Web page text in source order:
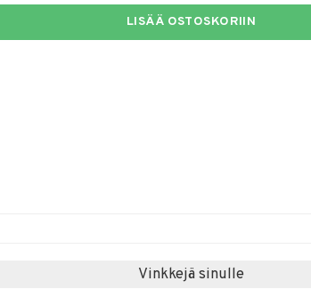
LISÄÄ OSTOSKORIIN
Vinkkejä sinulle